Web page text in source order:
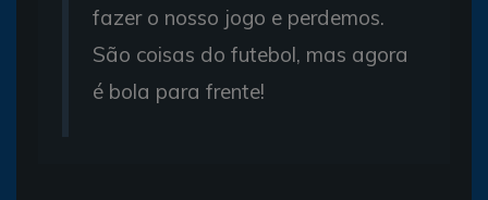
fazer o nosso jogo e perdemos.
São coisas do futebol, mas agora
é bola para frente!